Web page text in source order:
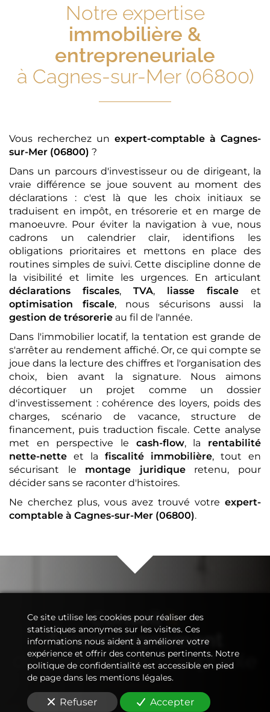
Notre expertise
immobilière &
entrepreneuriale
à Cagnes-sur-Mer (06800)
Vous recherchez un expert-comptable à Cagnes-
sur-Mer (06800) ?
Dans un parcours d'investisseur ou de dirigeant, la
vraie différence se joue souvent au moment des
déclarations : c'est là que les choix initiaux se
traduisent en impôt, en trésorerie et en marge de
manoeuvre. Pour éviter la navigation à vue, nous
cadrons un calendrier clair, identifions les
obligations prioritaires et mettons en place des
routines simples de suivi. Cette discipline donne de
la visibilité et limite les urgences. En articulant
déclarations fiscales, TVA, liasse fiscale et
optimisation fiscale, nous sécurisons aussi la
gestion de trésorerie au fil de l'année.
Dans l'immobilier locatif, la tentation est grande de
s'arrêter au rendement affiché. Or, ce qui compte se
joue dans la lecture des chiffres et l'organisation des
choix, bien avant la signature. Nous aimons
décortiquer un projet comme un dossier
d'investissement : cohérence des loyers, poids des
charges, scénario de vacance, structure de
financement, puis traduction fiscale. Cette analyse
met en perspective le cash-flow, la rentabilité
nette-nette et la fiscalité immobilière, tout en
sécurisant le montage juridiqueretenu, pour
décider sans se raconter d'histoires.
Ne cherchez plus, vous avez trouvé votre expert-
comptable à Cagnes-sur-Mer (06800).
Conseil&
Accompagnement
de votreexpert-comptable
Ce site utilise les cookies pour réaliser des
statistiques anonymes sur les visites. Ces
informations nous aident à améliorer votre
expérience et offrir des contenus pertinents. Notre
politique de confidentialité est accessible en pied
de page dans les mentions légales.
Refuser Accepter